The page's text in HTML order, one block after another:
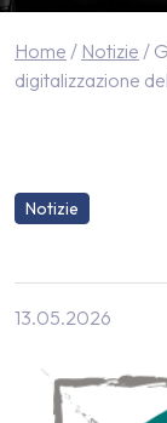
Home / Notizie /
digitalizzazione
Notizie
13.05.2026